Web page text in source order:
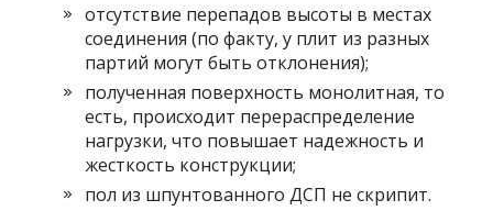
отсутствие перепадов высоты в местах
соединения (по факту, у плит из разных
партий могут быть отклонения);
полученная поверхность монолитная, то
есть, происходит перераспределение
нагрузки, что повышает надежность и
жесткость конструкции;
пол из шпунтованного ДСП не скрипит.